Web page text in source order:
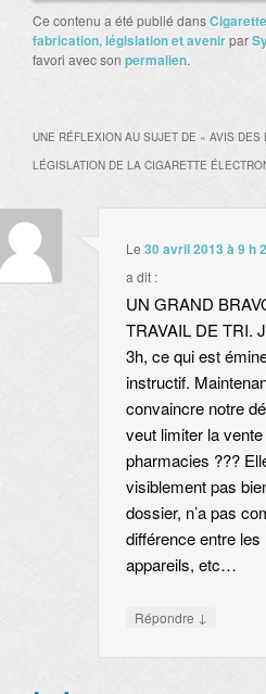
Ce contenu a été publié dans
fabrication, législation et avenirpar
favori avec son permalien.
UNE RÉFLEXION AU SUJET DE « AVIS DES
LÉGISLATION DE LA CIGARETTE
Le 30 avril 2013 à 9 h
a dit :
UN GRAND
TRAVAIL DE TRI.
3h, ce qui est
instructif.
convaincre notre
veut limiter la
pharmacies ???
visiblement pas
dossier, n’a pas
différence entre les
appareils, etc…
Répondre ↓